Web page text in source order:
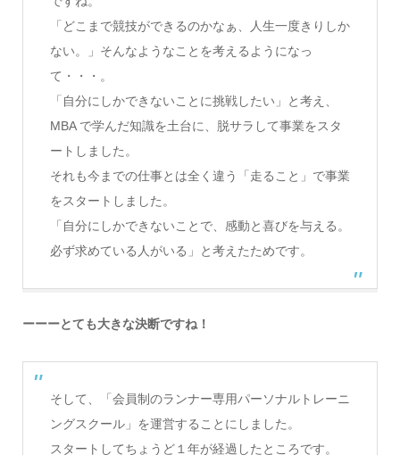
「どこまで競技ができるのかなぁ、人生一度きりしか
ない。」そんなようなことを考えるようになっ
て・・・。
「自分にしかできないことに挑戦したい」と考え、
MBA で学んだ知識を土台に、脱サラして事業をスタ
ートしました。
それも今までの仕事とは全く違う「走ること」で事業
をスタートしました。
「自分にしかできないことで、感動と喜びを与える。
必ず求めている人がいる」と考えたためです。
ーーーとても大きな決断ですね！
そして、「会員制のランナー専用パーソナルトレーニ
ングスクール」を運営することにしました。
スタートしてちょうど１年が経過したところです。